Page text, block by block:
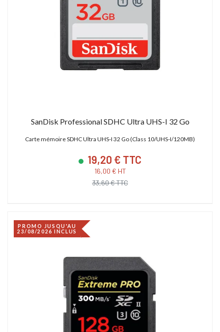
SanDisk Professional SDHC Ultra UHS-I 32 Go
Carte mémoire SDHC Ultra UHS-I 32 Go (Class 10/UHS-I/120MB)
19,20 € TTC
16,00 € HT
33,60 € TTC
PROMO JUSQU'AU
23/08/2026 INCLUS